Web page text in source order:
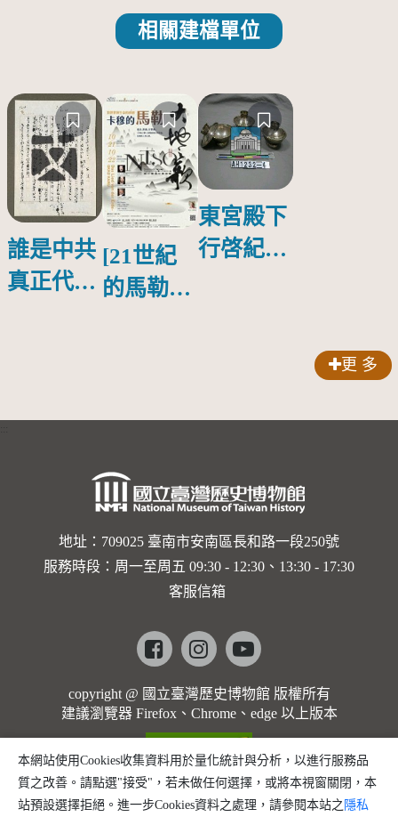
相關建檔單位
誰是中共
真正代言
[21世紀
的馬勒、
的依戀—
勒大地之
歌]【對
世界與生
命的依戀
馬勒大地
之歌】
東宮殿下
行啓紀念
更 多
地址：709025 臺南市安南區長和路一段250號
服務時段：周一至周五 09:30 - 12:30、13:30 - 17:30
客服信箱
Facebookinstagramyoutube
copyright @ 國立臺灣歷史博物館 版權所有
建議瀏覽器 Firefox、Chrome、edge 以上版本
本網站使用Cookies收集資料用於量化統計與分析，以進行服務品
質之改善。請點選"接受"，若未做任何選擇，或將本視窗關閉，本
站預設選擇拒絕。進一步Cookies資料之處理，請參閱本站之 隱私